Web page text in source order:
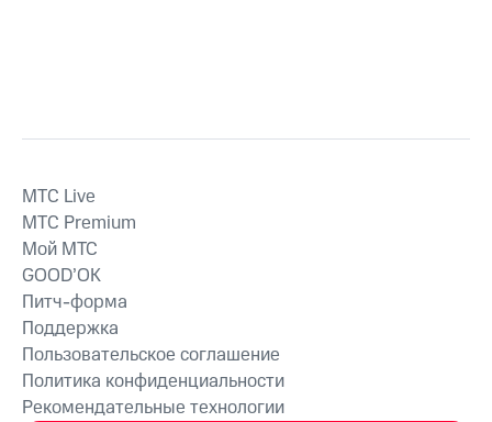
MTС Live
MTС Premium
Мой МТС
GOOD’OK
Питч-форма
Поддержка
Пользовательское соглашение
Политика конфиденциальности
Рекомендательные технологии